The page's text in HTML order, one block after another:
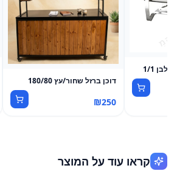
1/1
דוכן ברזל שחור/עץ 180/80
₪250
קראו עוד על המוצר